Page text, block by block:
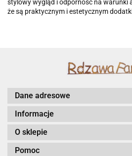
stylowy wygląd i odporność na warunki
że są praktycznym i estetycznym
Dane adresowe
Informacje
O sklepie
Pomoc